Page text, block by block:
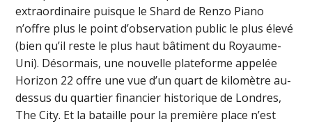
extraordinaire puisque le Shard de Renzo Piano
n’offre plus le point d’observation public le plus élevé
(bien qu’il reste le plus haut bâtiment du Royaume-
Uni). Désormais, une nouvelle plateforme appelée
Horizon 22 offre une vue d’un quart de kilomètre au-
dessus du quartier financier historique de Londres,
The City. Et la bataille pour la première place n’est